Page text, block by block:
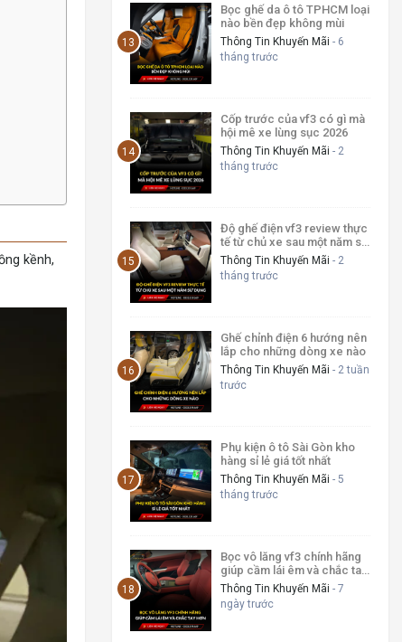
kềnh,
Bọc ghế da ô tô TPHCM loại
nào bền đẹp không mùi
Thông Tin Khuyến Mãi - 6
tháng trước
Cốp trước của vf3 có gì mà
hội mê xe lùng sục 2026
Thông Tin Khuyến Mãi - 2
tháng trước
Độ ghế điện vf3 review thực
tế từ chủ xe sau một năm sử
dụng
Thông Tin Khuyến Mãi - 2
tháng trước
Ghế chỉnh điện 6 hướng nên
lắp cho những dòng xe nào
Thông Tin Khuyến Mãi - 2 tuần
trước
Phụ kiện ô tô Sài Gòn kho
hàng sỉ lẻ giá tốt nhất
Thông Tin Khuyến Mãi - 5
tháng trước
Bọc vô lăng vf3 chính hãng
giúp cầm lái êm và chắc tay
hơn
Thông Tin Khuyến Mãi - 7
ngày trước